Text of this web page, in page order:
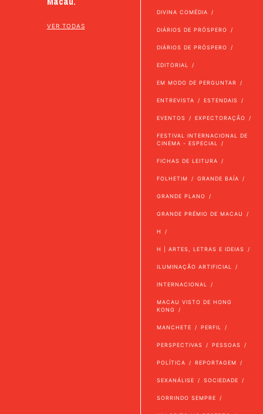
VER TODAS
DIVINA COMÉDIA
DIÁRIOS DE PRÓSPERO
DIÁRIOS DE PRÓSPERO
EDITORIAL
EM MODO DE PERGUNTAR
ENTREVISTA ESTENDAIS
EVENTOS EXPECTORAÇÃO
FESTIVAL INTERNACIONAL DE
CINEMA - ESPECIAL
FICHAS DE LEITURA
FOLHETIM GRANDE BAÍA
GRANDE PLANO
GRANDE PRÉMIO DE MACAU
H
H | ARTES, LETRAS E IDEIAS
ILUMINAÇÃO ARTIFICIAL
INTERNACIONAL
MACAU VISTO DE HONG
KONG
MANCHETE PERFIL
PERSPECTIVAS PESSOAS
POLÍTICA REPORTAGEM
SEXANÁLISE SOCIEDADE
SORRINDO SEMPRE